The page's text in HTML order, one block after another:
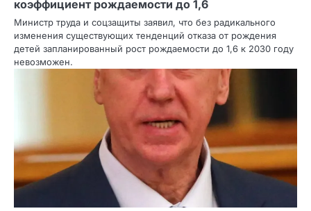
коэффициент рождаемости до 1,6
Министр труда и соцзащиты заявил, что без радикального
изменения существующих тенденций отказа от рождения
детей запланированный рост рождаемости до 1,6 к 2030 году
невозможен.